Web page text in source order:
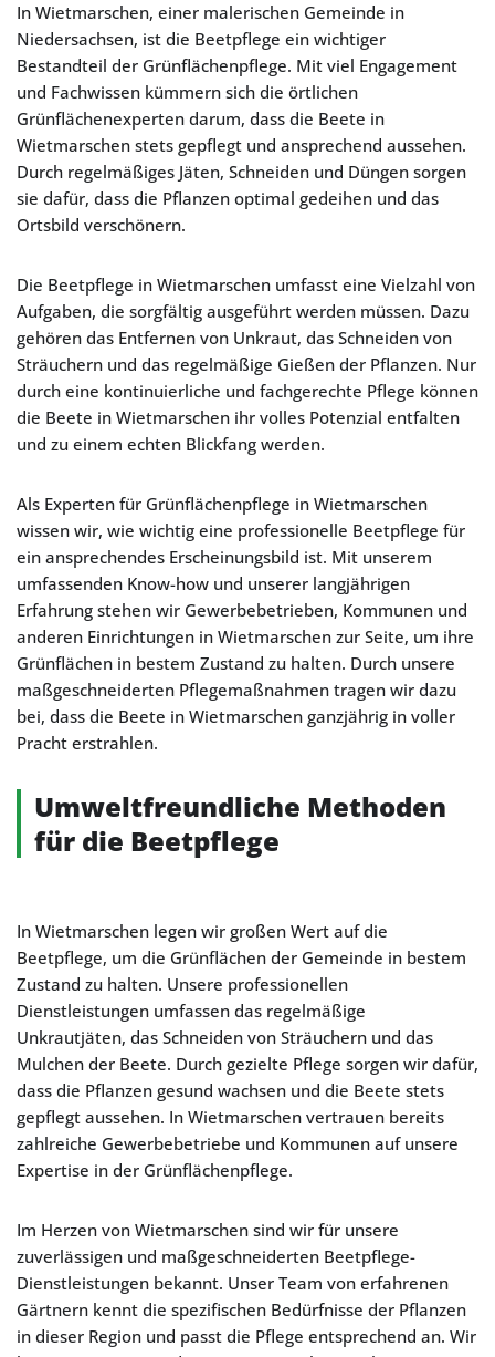
In Wietmarschen, einer malerischen Gemeinde in
Niedersachsen, ist die Beetpflege ein wichtiger
Bestandteil der Grünflächenpflege. Mit viel Engagement
und Fachwissen kümmern sich die örtlichen
Grünflächenexperten darum, dass die Beete in
Wietmarschen stets gepflegt und ansprechend aussehen.
Durch regelmäßiges Jäten, Schneiden und Düngen sorgen
sie dafür, dass die Pflanzen optimal gedeihen und das
Ortsbild verschönern.
Die Beetpflege in Wietmarschen umfasst eine Vielzahl von
Aufgaben, die sorgfältig ausgeführt werden müssen. Dazu
gehören das Entfernen von Unkraut, das Schneiden von
Sträuchern und das regelmäßige Gießen der Pflanzen. Nur
durch eine kontinuierliche und fachgerechte Pflege können
die Beete in Wietmarschen ihr volles Potenzial entfalten
und zu einem echten Blickfang werden.
Als Experten für Grünflächenpflege in Wietmarschen
wissen wir, wie wichtig eine professionelle Beetpflege für
ein ansprechendes Erscheinungsbild ist. Mit unserem
umfassenden Know-how und unserer langjährigen
Erfahrung stehen wir Gewerbebetrieben, Kommunen und
anderen Einrichtungen in Wietmarschen zur Seite, um ihre
Grünflächen in bestem Zustand zu halten. Durch unsere
maßgeschneiderten Pflegemaßnahmen tragen wir dazu
bei, dass die Beete in Wietmarschen ganzjährig in voller
Pracht erstrahlen.
Umweltfreundliche Methoden
für die Beetpflege
In Wietmarschen legen wir großen Wert auf die
Beetpflege, um die Grünflächen der Gemeinde in bestem
Zustand zu halten. Unsere professionellen
Dienstleistungen umfassen das regelmäßige
Unkrautjäten, das Schneiden von Sträuchern und das
Mulchen der Beete. Durch gezielte Pflege sorgen wir dafür,
dass die Pflanzen gesund wachsen und die Beete stets
gepflegt aussehen. In Wietmarschen vertrauen bereits
zahlreiche Gewerbebetriebe und Kommunen auf unsere
Expertise in der Grünflächenpflege.
Im Herzen von Wietmarschen sind wir für unsere
zuverlässigen und maßgeschneiderten Beetpflege-
Dienstleistungen bekannt. Unser Team von erfahrenen
Gärtnern kennt die spezifischen Bedürfnisse der Pflanzen
in dieser Region und passt die Pflege entsprechend an. Wir